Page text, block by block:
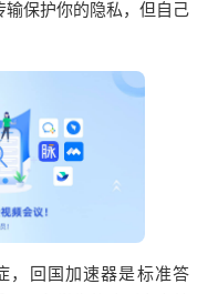
保护你的隐私，但自己
，回国加速器是标准答